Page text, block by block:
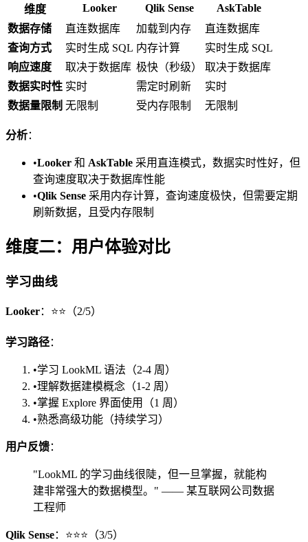
维度 Looker Qlik Sense
AskTable
数据存储
直连数据库 加载到内存
直连数据库
查询方式
实时生成 SQL 内存计算
实时生成 SQL
响应速度
取决于数据库 极快（秒级）
取决于数据库
数据实时性 实时 需定时刷新
实时
数据量限制 无限制 受内存限制 无限制
分析：
•Looker 和 AskTable 采用直连模式，数据实时性好，但
查询速度取决于数据库性能
•Qlik Sense 采用内存计算，查询速度极快，但需要定期
刷新数据，且受内存限制
维度二：用户体验对比
学习曲线
Looker：⭐⭐（2/5）
学习路径：
•学习 LookML 语法（2-4 周）
•理解数据建模概念（1-2 周）
•掌握 Explore 界面使用（1 周）
•熟悉高级功能（持续学习）
用户反馈：
"LookML 的学习曲线很陡，但一旦掌握，就能构
建非常强大的数据模型。" —— 某互联网公司数据
工程师
Qlik Sense：⭐⭐⭐（3/5）